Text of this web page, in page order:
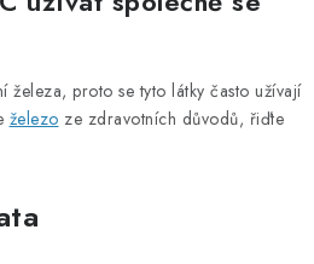
železa, proto se tyto látky často užívají
železo ze zdravotních důvodů, řiďte